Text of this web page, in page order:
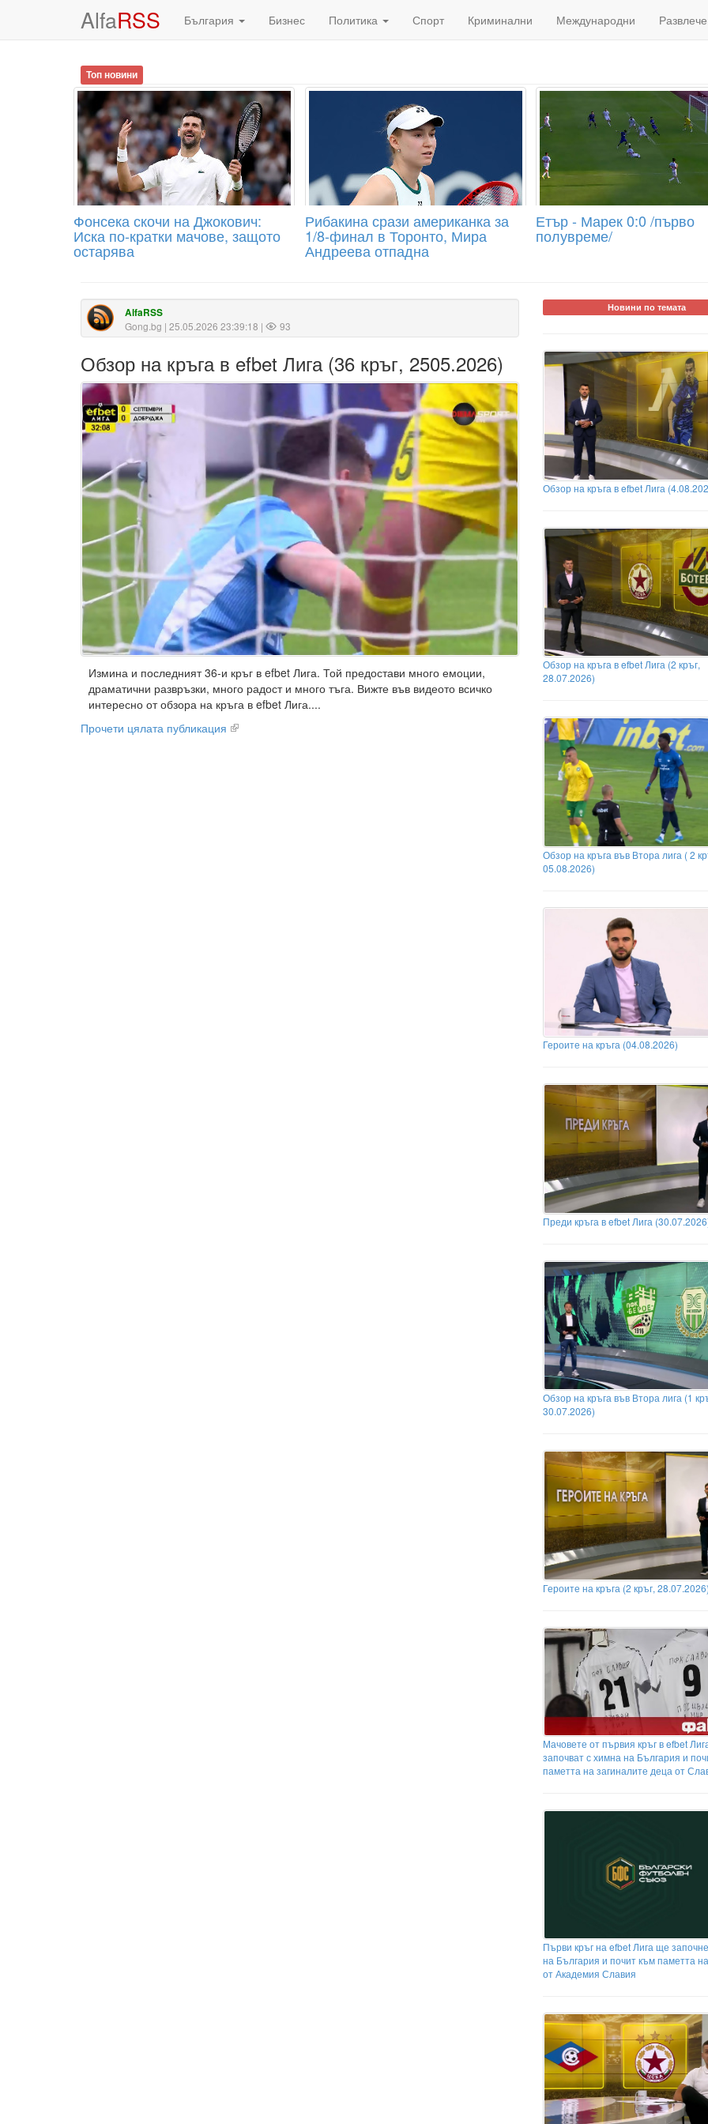
AlfaRSS България Бизнес Политика Спорт Криминални Международни
Топ новини
Фонсека скочи на Джокович:
Иска по-кратки мачове, защото
остарява
Рибакина срази американка за
1/8-финал в Торонто, Мира
Андреева отпадна
Етър - Марек 0:0 /първо
полувреме/
AlfaRSS
Gong.bg | 25.05.2026 23:39:18 | 93
Обзор на кръга в efbet Лига (36 кръг, 2505.2026)
Измина и последният 36-и кръг в efbet Лига. Той предостави много емоции,
драматични развръзки, много радост и много тъга. Вижте във видеото всичко
интересно от обзора на кръга в efbet Лига....
Прочети цялата публикация
Новини по темата
Обзор на кръга в efbet Лига
Обзор на кръга в efbet Лига (2 кръг,
28.07.2026)
Обзор на кръга във Втора лига ( 2
05.08.2026)
Героите на кръга (04.08.2026)
Преди кръга в efbet Лига
Обзор на кръга във Втора лига (1
30.07.2026)
Героите на кръга (2 кръг,
Мачовете от първия кръг в efbet
започват с химна на България и
паметта на загиналите деца от
Първи кръг на efbet Лига ще
на България и почит към паметта
от Академия Славия